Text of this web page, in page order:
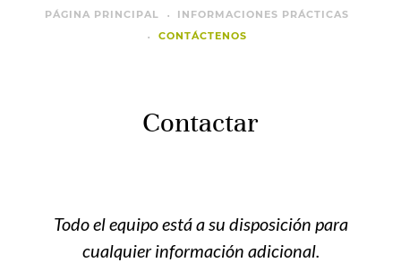
PÁGINA PRINCIPAL
INFORMACIONES PRÁCTICAS
CONTÁCTENOS
Contactar
Todo el equipo está a su disposición para
cualquier información adicional.